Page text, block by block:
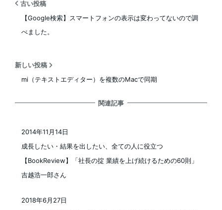
古い投稿
【Google検索】スマートフォンの表示は変わってないので調
べました。
新しい投稿
mi（テキストエディター）を複数のMacで同期
関連記事
成長したい・結果を出したい、全ての人に役立つ
【BookReview】「社長の掟 業績を上げ続けるための60則」
吉越浩一郎さん
2014年11月14日
2018年6月27日